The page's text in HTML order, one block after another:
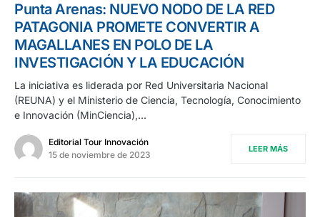
Punta Arenas: NUEVO NODO DE LA RED
PATAGONIA PROMETE CONVERTIR A
MAGALLANES EN POLO DE LA
INVESTIGACIÓN Y LA EDUCACIÓN
La iniciativa es liderada por Red Universitaria Nacional
(REUNA) y el Ministerio de Ciencia, Tecnología, Conocimiento
e Innovación (MinCiencia),…
Editorial Tour Innovación
15 de noviembre de 2023
LEER MÁS